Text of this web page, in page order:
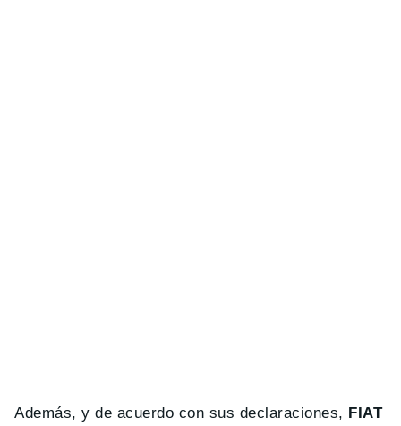
Además, y de acuerdo con sus declaraciones, FIAT